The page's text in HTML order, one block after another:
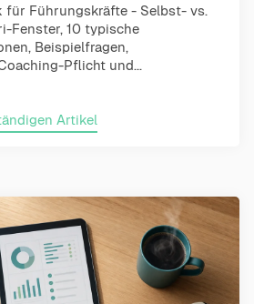
für Führungskräfte - Selbst- vs.
Fenster, 10 typische
Beispielfragen,
Pflicht und...
Artikel